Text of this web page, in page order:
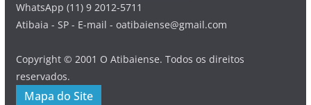
WhatsApp (11) 9 2012-5711
Atibaia - SP - E-mail - oatibaiense@gmail.com
Copyright © 2001 O Atibaiense. Todos os direitos
reservados.
Mapa do Site